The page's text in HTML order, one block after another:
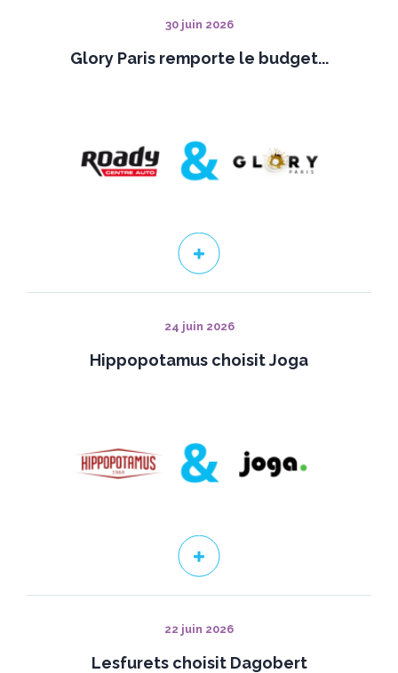
30 juin 2026
Glory Paris remporte le budget...
24 juin 2026
Hippopotamus choisit Joga
22 juin 2026
Lesfurets choisit Dagobert